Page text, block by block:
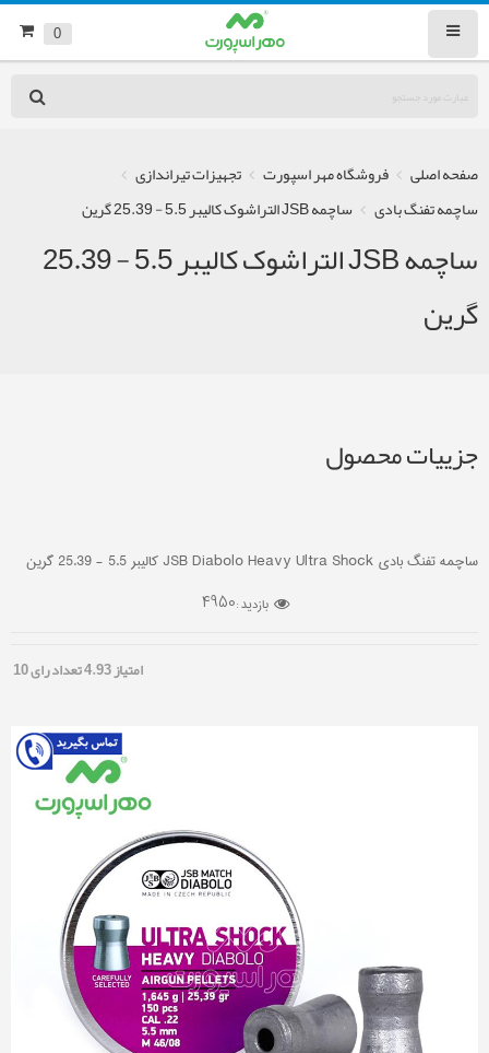
0
صفحه اصلی فروشگاه مهر اسپورت
تجهیزات تیراندازی
ساچمه تفنگ بادی
ساچمه JSB التراشوک کالیبر 5.5 - 25.39 گرین
ساچمه JSB التراشوک کالیبر 5.5 - 25.39
گرین
جزییات محصول
ساچمه تفنگ بادی JSB Diabolo Heavy Ultra Shock کالیبر 5.5 - 25.39 گرین
بازدید :4950
امتیاز4.93تعداد رای10